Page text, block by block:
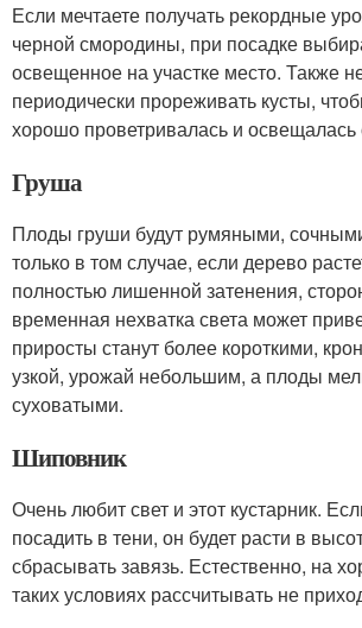
Если мечтаете получать рекордные
черной смородины, при посадке
освещенное на участке место. Также
периодически прореживать кусты,
хорошо проветривалась и
Груша
Плоды груши будут румяными,
только в том случае, если дерево
полностью лишенной затенения,
временная нехватка света может
приросты станут более короткими,
узкой, урожай небольшим, а плоды
суховатыми.
Шиповник
Очень любит свет и этот кустарник.
посадить в тени, он будет расти в
сбрасывать завязь. Естественно, на
таких условиях рассчитывать не